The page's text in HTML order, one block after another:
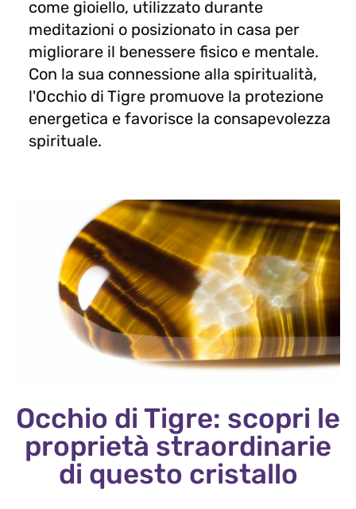
come gioiello, utilizzato durante
meditazioni o posizionato in casa per
migliorare il benessere fisico e mentale.
Con la sua connessione alla spiritualità,
l'Occhio di Tigre promuove la protezione
energetica e favorisce la consapevolezza
spirituale.
Occhio di Tigre: scopri le
proprietà straordinarie
di questo cristallo